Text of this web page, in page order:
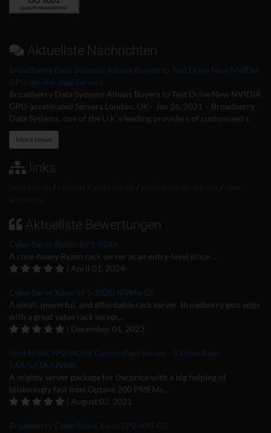
Aktuellste Nachrichten
Broadberry Data Systems Allows Buyers to Test Drive New NVIDIA
GPU-accelerated Servers
Broadberry Data Systems Allows Buyers to Test Drive New NVIDIA
GPU-accelerated Servers London, UK– Jan 26, 2021 – Broadberry
Data Systems, one of the U.K.’s leading providers of customised s
More News
links
impressum / returns / mein konto / Kontaktieren Sie uns / new
accounts
Aktuellste Bewertungen
CyberServe Ryzen RY1-104A
A core-heavy Ryzen rack server at an entry-level price ...
| April 01, 2024
CyberServe Xeon SP1-102G NVMe G5
A small, powerful, and affordable rack server. Broadberry gets edgy
with a great value rack server...
| December 01, 2023
Intel M50CYP2UR208 Coyote Pass Server - 8 Drive Bays.
SAS/SATA/NVME
A mighty server package for the price with a big helping of
blisteringly fast Intel Optane 200 PMEMs...
| August 02, 2021
Broadberry CyberStore Xeon SP2-490-G3